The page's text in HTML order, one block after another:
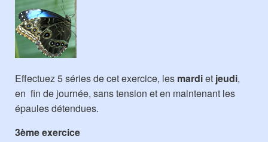
Effectuez 5 séries de cet exercice, les mardiet jeudi,
en fin de journée, sans tension et en maintenant les
épaules détendues.
3ème exercice